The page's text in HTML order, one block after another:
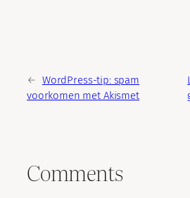
← WordPress-tip: spam
voorkomen met Akismet
Comments